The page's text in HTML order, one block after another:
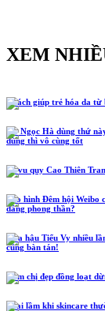
XEM
5 cách giúp trẻ hóa da
Hồ Ngọc Hà dùng thứ
dùng thì vô cùng tốt
Lễ vu quy Cao Thiên
Tạo hình Đêm hội Weibo
đáng phong thần?
Hoa hậu Tiểu Vy nhiều
cũng bàn tán!
Năm chị đẹp đồng loạt
4 sai lầm khi skincare